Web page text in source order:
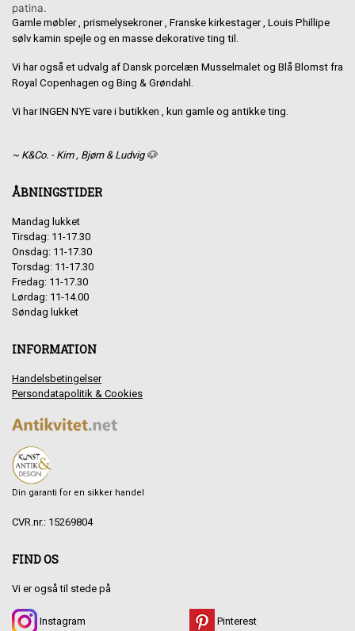
patina.
Gamle møbler , prismelysekroner , Franske kirkestager , Louis Phillipe
sølv kamin spejle og en masse dekorative ting til.
Vi har også et udvalg af Dansk porcelæn Musselmalet og Blå Blomst fra
Royal Copenhagen og Bing & Grøndahl.
Vi har INGEN NYE vare i butikken , kun gamle og antikke ting.
~ K&Co. - Kim , Bjørn & Ludvig 🐶
ÅBNINGSTIDER
Mandag lukket
Tirsdag: 11-17.30
Onsdag: 11-17.30
Torsdag: 11-17.30
Fredag: 11-17.30
Lørdag: 11-14.00
Søndag lukket
INFORMATION
Handelsbetingelser
Persondatapolitik & Cookies
Din garanti for en sikker handel
CVR.nr.: 15269804
FIND OS
Vi er også til stede på
Instagram Pinterest